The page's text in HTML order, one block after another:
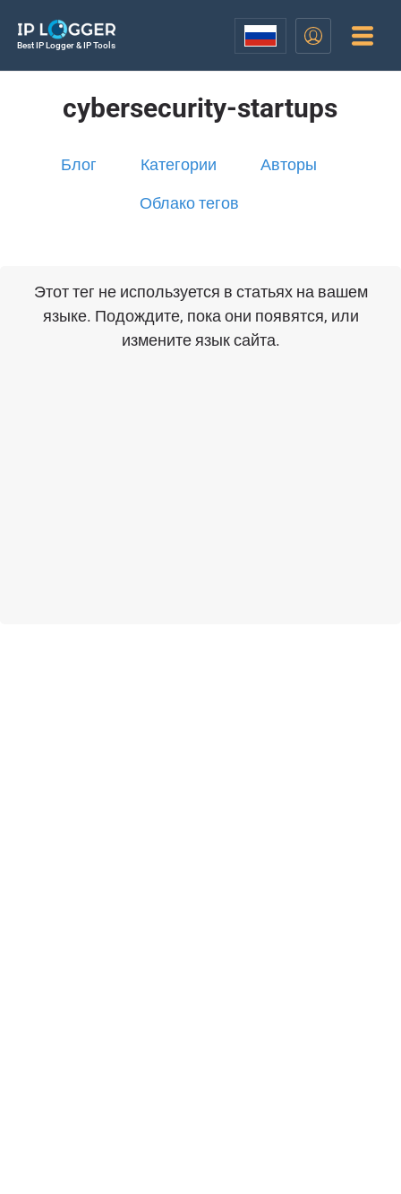
Best IP Logger & IP Tools
cybersecurity-startups
Блог Категории Авторы
Облако тегов